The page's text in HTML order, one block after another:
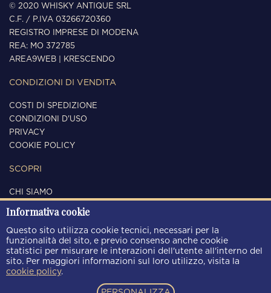
© 2020 WHISKY ANTIQUE SRL
C.F. / P.IVA 03266720360
REGISTRO IMPRESE DI MODENA
REA: MO 372785
AREA9WEB
KRESCENDO
CONDIZIONI DI VENDITA
COSTI DI SPEDIZIONE
CONDIZIONI D'USO
PRIVACY
COOKIE POLICY
SCOPRI
CHI SIAMO
CONTATTI
SEGUICI
Informativa cookie
Questo sito utilizza cookie tecnici, necessari per la
funzionalità del sito, e previo consenso anche cookie
statistici per misurare le interazioni dell'utente all'interno del
sito. Per maggiori informazioni sul loro utilizzo, visita la
cookie policy.